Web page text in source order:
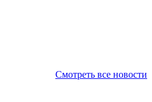
Смотреть все новости